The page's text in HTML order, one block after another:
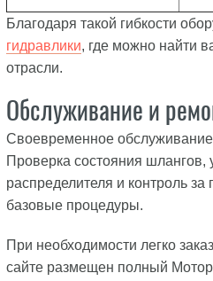
Благодаря такой гибкости
гидравлики, где можно найти
отрасли.
Обслуживание и
Своевременное
Проверка состояния шлангов,
распределителя и контроль за
базовые процедуры.
При необходимости легко
сайте размещен полный